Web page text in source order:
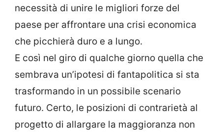
necessità di unire le migliori forze del
paese per affrontare una crisi economica
che picchierà duro e a lungo.
E così nel giro di qualche giorno quella che
sembrava un’ipotesi di fantapolitica si sta
trasformando in un possibile scenario
futuro. Certo, le posizioni di contrarietà al
progetto di allargare la maggioranza non